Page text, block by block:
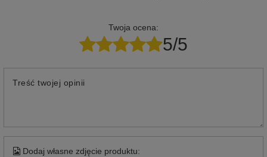
Twoja ocena:
5/5
Treść twojej opinii
Dodaj własne zdjęcie produktu: